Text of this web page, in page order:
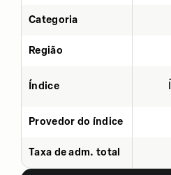
Categoria
Região
Índice
Provedor do índice
Taxa de adm. total